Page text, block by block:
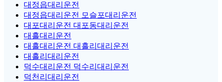
대정읍대리운전
대정읍대리운전 모슬포대리운전
대포대리운전 대포동대리운전
대흘대리운전
대흘대리운전 대흘리대리운전
대흘리대리운전
덕수대리운전 덕수리대리운전
덕천리대리운전